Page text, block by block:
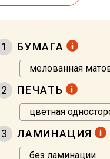
1 БУМАГА
2 ПЕЧАТЬ
3 ЛАМИНАЦИЯ